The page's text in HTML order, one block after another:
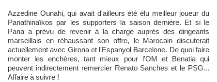
Azzedine Ounahi, qui avait d'ailleurs été élu meilleur joueur du
Panathinaïkos par les supporters la saison dernière. Et si le
Pana a prévu de revenir à la charge auprès des dirigeants
marseillais en réhaussant son offre, le Marocain discuterait
actuellement avec Girona et l'Espanyol Barcelone. De quoi faire
monter les enchères, tant mieux pour l'OM et Benatia qui
peuvent indirectement remercier Renato Sanches et le PSG...
Affaire à suivre !